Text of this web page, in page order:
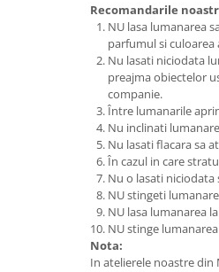
Recomandarile
NU lasa lumanarea
parfumul si culoarea
Nu lasati niciodata
preajma obiectelor
companie.
Între lumanarile
Nu inclinati
Nu lasati flacara sa
În cazul in care
Nu o lasati niciodata
NU stingeti
NU lasa lumanarea
NU stinge
Nota:
In atelierele noastre din